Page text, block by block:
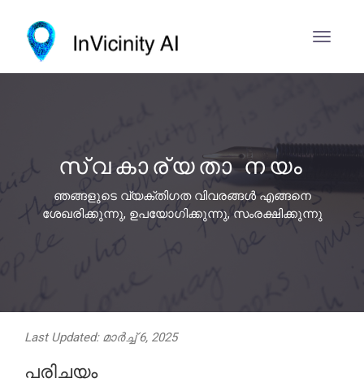
സ്വകാര്യതാ നയം
ഞങ്ങളുടെ വ്യക്തിഗത വിവരങ്ങൾ എങ്ങനെ
ശേഖരിക്കുന്നു, ഉപയോഗിക്കുന്നു, സംരക്ഷിക്കുന്നു
Last Updated: മാർച്ച് 6, 2025
പരിചയം